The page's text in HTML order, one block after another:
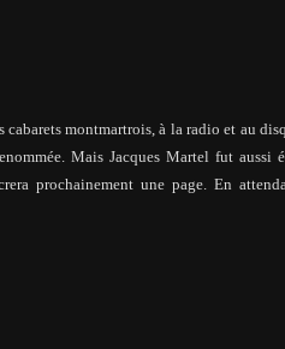
montmartrois, à la radio et au
Mais Jacques Martel fut aussi
prochainement une page. En